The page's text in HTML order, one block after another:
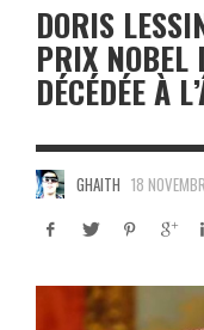
DORIS
PRIX NOBEL
DÉCÉDÉE À
GHAITH 18